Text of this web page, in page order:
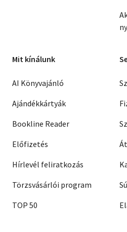
Mit kínálunk
AI Könyvajánló
Ajándékkártyák
Bookline Reader
Előfizetés
Hírlevél feliratkozás
Törzsvásárlói program
TOP 50